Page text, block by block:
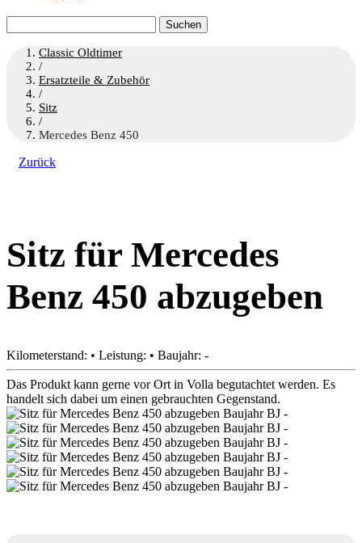
nach:
Classic Oldtimer
/
Ersatzteile & Zubehör
/
Sitz
/
Mercedes Benz 450
Zurück
Sitz für Mercedes
Benz 450 abzugeben
Kilometerstand: • Leistung: • Baujahr: -
Das Produkt kann gerne vor Ort in Volla begutachtet werden. Es
handelt sich dabei um einen gebrauchten Gegenstand.